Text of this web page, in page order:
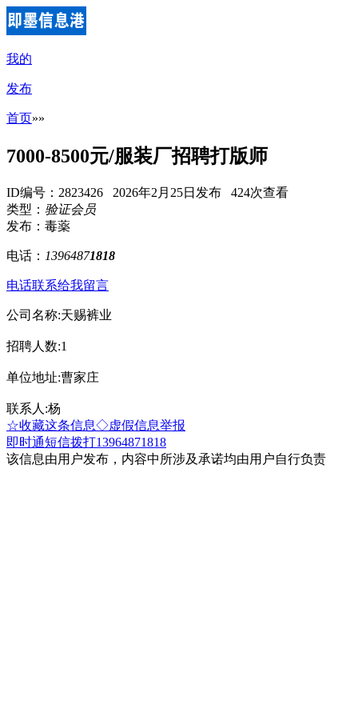
我的
发布
首页»»
7000-8500元/服装厂招聘打版师
ID编号：2823426 2026年2月25日发布 424次查看
类型： 验证会员
发布：毒薬
电话： 13964871818
电话联系给我留言
公司名称:天赐裤业
招聘人数:1
单位地址:曹家庄
联系人:杨
☆收藏这条信息◇虚假信息举报
即时通短信拨打13964871818
该信息由用户发布，内容中所涉及承诺均由用户自行负责